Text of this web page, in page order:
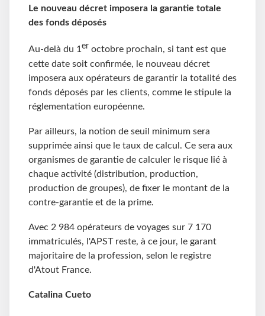
Le nouveau décret imposera la garantie totale
des fonds déposés
Au-delà du 1er octobre prochain, si tant est que
cette date soit confirmée, le nouveau décret
imposera aux opérateurs de garantir la totalité des
fonds déposés par les clients, comme le stipule la
réglementation européenne.
Par ailleurs, la notion de seuil minimum sera
supprimée ainsi que le taux de calcul. Ce sera aux
organismes de garantie de calculer le risque lié à
chaque activité (distribution, production,
production de groupes), de fixer le montant de la
contre-garantie et de la prime.
Avec 2 984 opérateurs de voyages sur 7 170
immatriculés, l'APST reste, à ce jour, le garant
majoritaire de la profession, selon le registre
d'Atout France.
Catalina Cueto